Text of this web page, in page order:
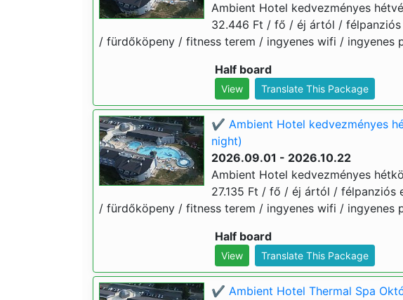
Ambient Hotel kedvezményes
32.446 Ft / fő / éj ártól / félpanziós
/ fürdőköpeny / fitness terem / ingyenes wifi / ingyenes
Half board
View Translate This Package
✔️ Ambient Hotel kedvezményes
night)
2026.09.01 - 2026.10.22
Ambient Hotel kedvezményes
27.135 Ft / fő / éj ártól / félpanziós
/ fürdőköpeny / fitness terem / ingyenes wifi / ingyenes
Half board
View Translate This Package
✔️ Ambient Hotel Thermal Spa